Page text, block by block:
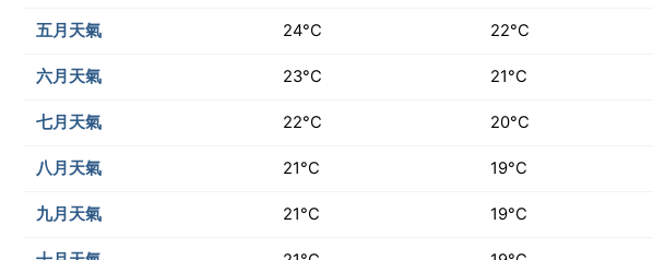
五月天氣 24°C 22°C
六月天氣 23°C 21°C
七月天氣 22°C 20°C
八月天氣 21°C 19°C
九月天氣 21°C 19°C